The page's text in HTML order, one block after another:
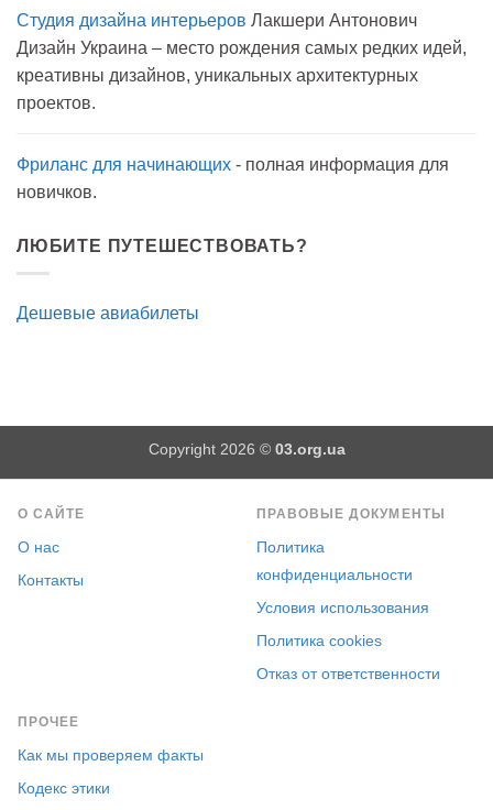
Вода
мылом
прогулку
антисептик.
Студия дизайна интерьеров Лакшери Антонович
Дизайн Украина – место рождения самых редких идей,
креативны дизайнов, уникальных архитектурных
проектов.
Фриланс для начинающих - полная информация для
новичков.
ЛЮБИТЕ ПУТЕШЕСТВОВАТЬ?
Дешевые авиабилеты
Copyright 2026 © 03.org.ua
О САЙТЕ
О нас
Контакты
ПРАВОВЫЕ ДОКУМЕНТЫ
Политика
конфиденциальности
Условия использования
Политика cookies
Отказ от ответственности
ПРОЧЕЕ
Как мы проверяем факты
Кодекс этики